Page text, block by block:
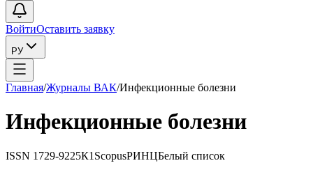
ВойтиОставить заявку
РУ
Главная/Журналы ВАК/Инфекционные болезни
Инфекционные болезни
ISSN 1729-9225К1 ScopusРИНЦБелый список